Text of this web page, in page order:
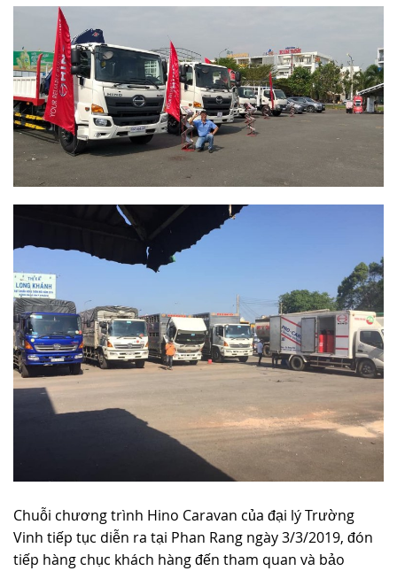
Chuỗi chương trình Hino Caravan của đại lý Trường
Vinh tiếp tục diễn ra tại Phan Rang ngày 3/3/2019, đón
tiếp hàng chục khách hàng đến tham quan và bảo